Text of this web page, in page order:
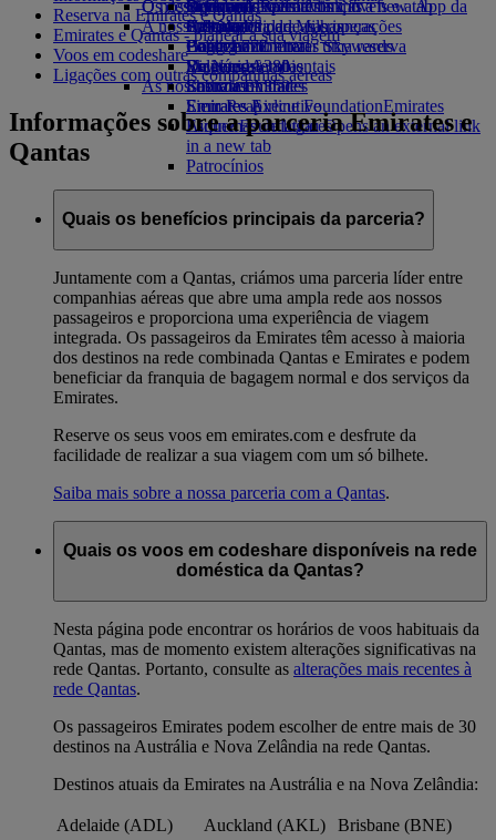
Opens an external link in a new tab
Bebidas
A nossa frota
Boeing 777
Emirates A380
Emirates A350
Emirates Executive
Esquemas de lugares
Brinquedos para crianças
Atividades para as crianças
O nosso planeta
Sustentabilidade nas operações
Política ambiental
Relatórios ambientais
As nossas comunidades
Emirates Airline FoundationEmirates
Airline Foundation Opens an external link
in a new tab
Patrocínios
Os destinos mais recentes
Helsínquia
Hangzhou
Da Nang
Shenzhen
Siem Reap
Skywards Rail
Calculadora de Milhas
Login em Emirates Skywards
Skywards+
Site para dispositivos móveis e a App da
Emirates
Cancelar ou alterar uma reserva
Viagens afetadas
Sobre a Emirates
Reserva na Emirates e Qantas
Emirates e Qantas - planear a sua viagem
Voos em codeshare
Ligações com outras companhias aéreas
Informações sobre a parceria Emirates e
Qantas
Quais os benefícios principais da parceria?
Juntamente com a Qantas, criámos uma parceria líder entre
companhias aéreas que abre uma ampla rede aos nossos
passageiros e proporciona uma experiência de viagem
integrada. Os passageiros da Emirates têm acesso à maioria
dos destinos na rede combinada Qantas e Emirates e podem
beneficiar da franquia de bagagem normal e dos serviços da
Emirates.
Reserve os seus voos em emirates.com e desfrute da
facilidade de realizar a sua viagem com um só bilhete.
Saiba mais sobre a nossa parceria com a Qantas.
Quais os voos em codeshare disponíveis na rede
doméstica da Qantas?
Nesta página pode encontrar os horários de voos habituais da
Qantas, mas de momento existem alterações significativas na
rede Qantas. Portanto, consulte as alterações mais recentes à
rede Qantas.
Os passageiros Emirates podem escolher de entre mais de 30
destinos na Austrália e Nova Zelândia na rede Qantas.
Destinos atuais da Emirates na Austrália e na Nova Zelândia:
Adelaide (ADL) Auckland (AKL)
Brisbane (BNE)